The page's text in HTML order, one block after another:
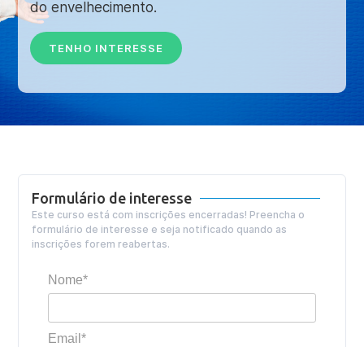
do envelhecimento.
TENHO INTERESSE
Formulário de interesse
Este curso está com inscrições encerradas! Preencha o
formulário de interesse e seja notificado quando as
inscrições forem reabertas.
Nome*
Email*